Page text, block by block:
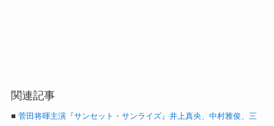
関連記事
■ 菅田将暉主演『サンセット・サンライズ』井上真央、中村雅俊、三